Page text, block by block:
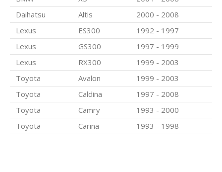
Daihatsu
Altis
2000 - 2008
Lexus
ES300
1992 - 1997
Lexus
GS300
1997 - 1999
Lexus
RX300
1999 - 2003
Toyota
Avalon
1999 - 2003
Toyota
Caldina
1997 - 2008
Toyota
Camry
1993 - 2000
Toyota
Carina 1993 - 1998